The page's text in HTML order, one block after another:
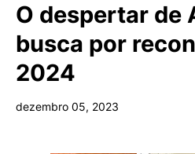
O despertar de
busca por
2024
dezembro 05, 2023